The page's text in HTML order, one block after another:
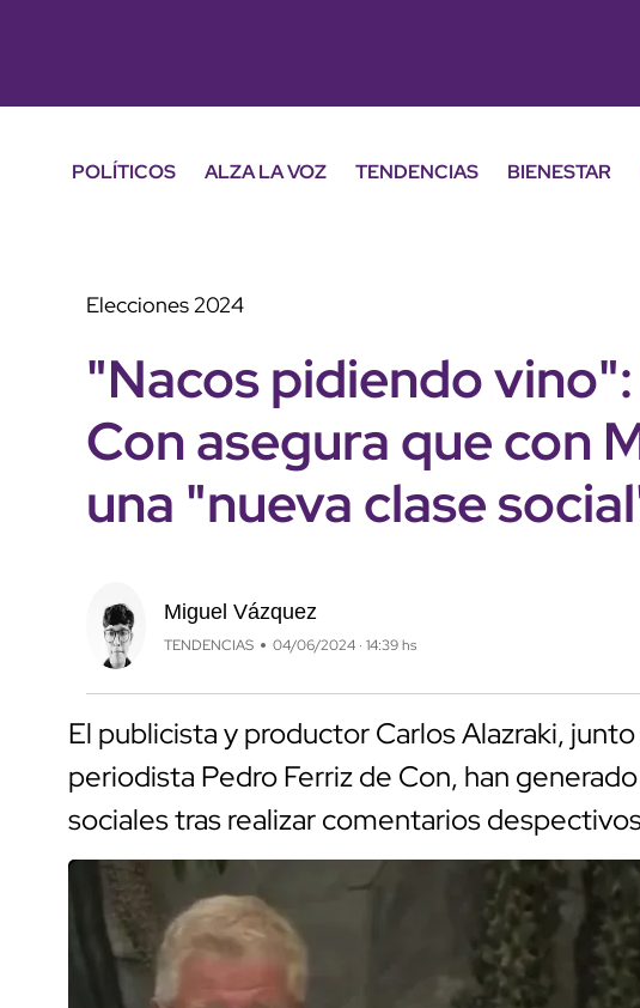
POLÍTICOS ALZA LA VOZ TENDENCIAS BIENESTAR
Elecciones 2024
"Nacos pidiendo
Con asegura que con
una "nueva clase
Miguel Vázquez
TENDENCIAS 04/06/2024 · 14:39 hs
El publicista y productor Carlos Alazraki,
periodista Pedro Ferriz de Con, han
sociales tras realizar comentarios